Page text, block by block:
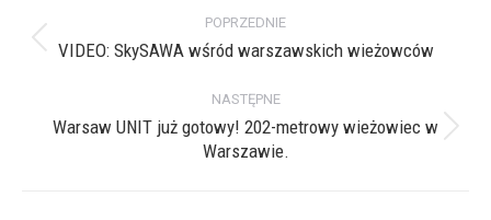
wpisów
POPRZEDNIE
Poprzedni
VIDEO: SkySAWA wśród warszawskich wieżowców
NASTĘPNE
Następny
Warsaw UNIT już gotowy! 202-metrowy wieżowiec w
Warszawie.